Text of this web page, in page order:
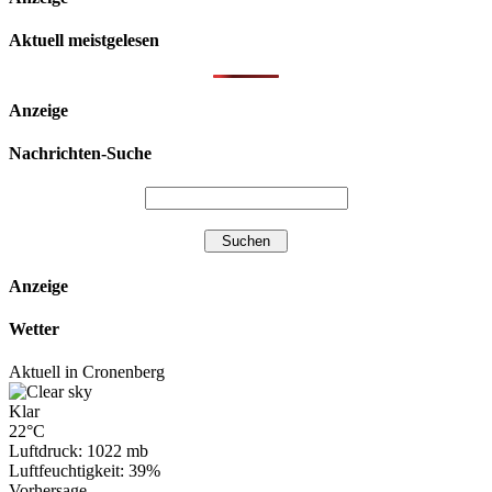
Aktuell meistgelesen
Anzeige
Nachrichten-Suche
Anzeige
Wetter
Aktuell in Cronenberg
Klar
22°C
Luftdruck: 1022 mb
Luftfeuchtigkeit: 39%